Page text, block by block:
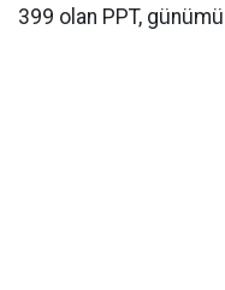
399 olan PPT,